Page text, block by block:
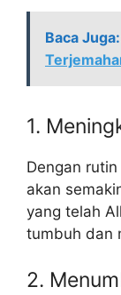
Baca Juga:
1.
Dengan
akan
yang telah
tumbuh dan
2.